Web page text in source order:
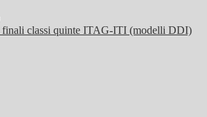
finali classi quinte ITAG-ITI (modelli DDI)